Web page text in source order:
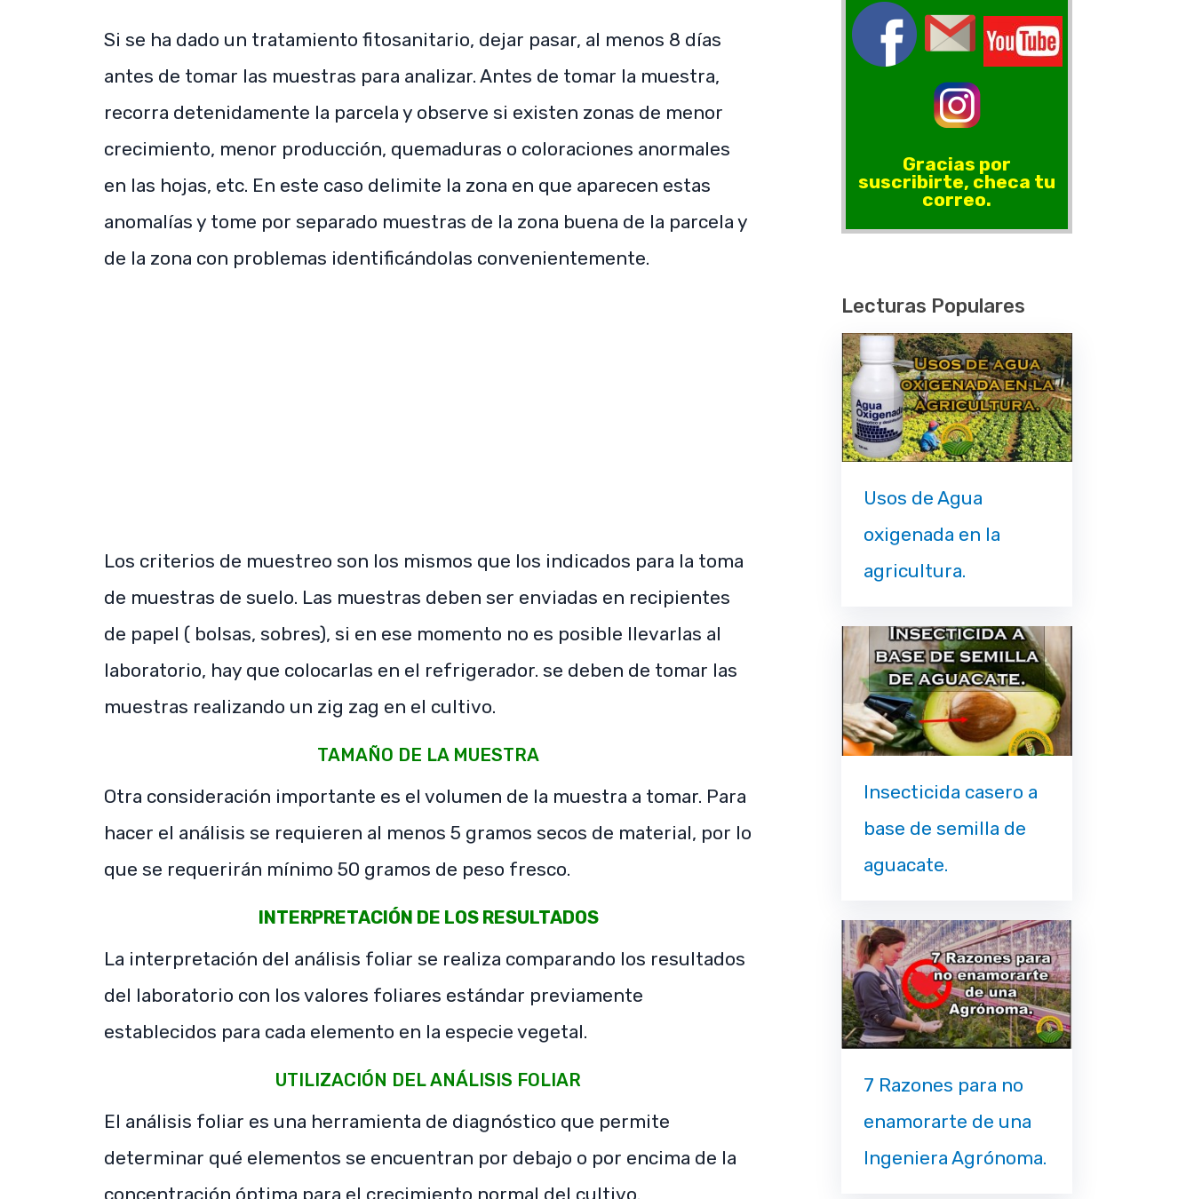
Si se ha dado un tratamiento fitosanitario, dejar pasar, al menos 8 días
antes de tomar las muestras para analizar. Antes de tomar la muestra,
recorra detenidamente la parcela y observe si existen zonas de menor
crecimiento, menor producción, quemaduras o coloraciones anormales
en las hojas, etc. En este caso delimite la zona en que aparecen estas
anomalías y tome por separado muestras de la zona buena de la parcela y
de la zona con problemas identificándolas convenientemente.
Los criterios de muestreo son los mismos que los indicados para la toma
de muestras de suelo. Las muestras deben ser enviadas en recipientes
de papel ( bolsas, sobres), si en ese momento no es posible llevarlas al
laboratorio, hay que colocarlas en el refrigerador. se deben de tomar las
muestras realizando un zig zag en el cultivo.
TAMAÑO DE LA MUESTRA
Otra consideración importante es el volumen de la muestra a tomar. Para
hacer el análisis se requieren al menos 5 gramos secos de material, por lo
que se requerirán mínimo 50 gramos de peso fresco.
INTERPRETACIÓN DE LOS RESULTADOS
La interpretación del análisis foliar se realiza comparando los resultados
del laboratorio con los valores foliares estándar previamente
establecidos para cada elemento en la especie vegetal.
UTILIZACIÓN DEL ANÁLISIS FOLIAR
El análisis foliar es una herramienta de diagnóstico que permite
determinar qué elementos se encuentran por debajo o por encima de la
concentración óptima para el crecimiento normal del cultivo.
Gracias por
suscribirte, checa tu
correo.
Lecturas Populares
Usos de Agua
oxigenada en la
agricultura.
Insecticida casero a
base de semilla de
aguacate.
7 Razones para no
enamorarte de una
Ingeniera Agrónoma.